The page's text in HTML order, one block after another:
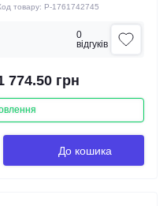
товару: P-1761742745
0
вiдгукiв
774.50 грн
До кошика